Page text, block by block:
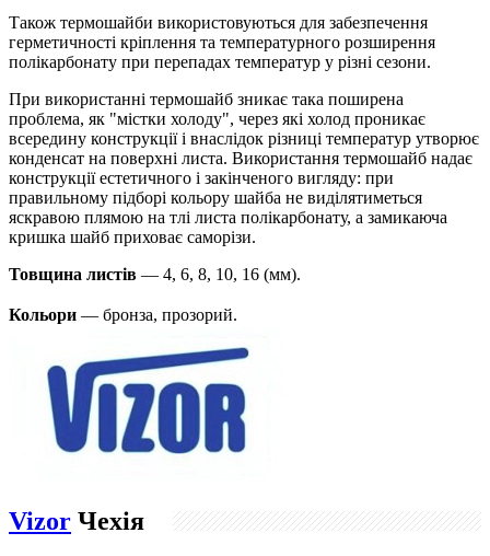
Також термошайби використовуються для забезпечення
герметичності кріплення та температурного розширення
полікарбонату при перепадах температур у різні сезони.
При використанні термошайб зникає така поширена
проблема, як "містки холоду", через які холод проникає
всередину конструкції і внаслідок різниці температур утворює
конденсат на поверхні листа. Використання термошайб надає
конструкції естетичного і закінченого вигляду: при
правильному підборі кольору шайба не виділятиметься
яскравою плямою на тлі листа полікарбонату, а замикаюча
кришка шайб приховає саморізи.
Товщина листів — 4, 6, 8, 10, 16 (мм).
Кольори — бронза, прозорий.
Vizor Чехія